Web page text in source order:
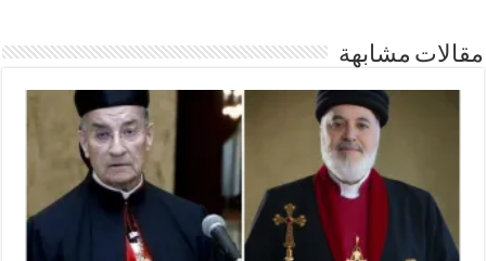
مقالات مشابهة